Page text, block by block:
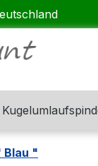
Blau "